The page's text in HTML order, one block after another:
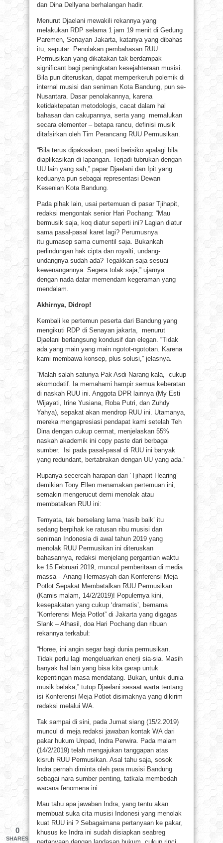
dan Dina Dellyana berhalangan hadir.
Menurut Djaelani mewakili rekannya yang
melakukan RDP selama 1 jam 19 menit di Gedung
Paremen, Senayan Jakarta, katanya yang dibahas
itu, seputar: Penolakan pembahasan RUU
Permusikan yang dikatakan tak berdampak
significant bagi peningkatan kesejahteraan musisi.
Bila pun diteruskan, dapat memperkeruh polemik di
internal musisi dan seniman Kota Bandung, pun se-
Nusantara. Dasar penolakannya, karena
ketidaktepatan metodologis, cacat dalam hal
bahasan dan cakupannya, serta yang memalukan
secara elementer – betapa rancu, definisi musik
ditafsirkan oleh Tim Perancang RUU Permusikan.
“Bila terus dipaksakan, pasti berisiko apalagi bila
diaplikasikan di lapangan. Terjadi tubrukan dengan
UU lain yang sah,” papar Djaelani dan Ipit yang
keduanya pun sebagai representasi Dewan
Kesenian Kota Bandung.
Pada pihak lain, usai pertemuan di pasar Tjihapit,
redaksi mengontak senior Hari Pochang: “Mau
bermusik saja, koq diatur seperti ini? Lagian diatur
sama pasal-pasal karet lagi? Perumusnya
itu gumasep sama cumentil saja. Bukankah
perlindungan hak cipta dan royalti, undang-
undangnya sudah ada? Tegakkan saja sesuai
kewenangannya. Segera tolak saja,” ujarnya
dengan nada datar memendam kegeraman yang
mendalam.
Akhirnya, Didrop!
Kembali ke pertemun peserta dari Bandung yang
mengikuti RDP di Senayan jakarta, menurut
Djaelani berlangsung kondusif dan elegan. “Tidak
ada yang main yang main ngotot-ngototan. Karena
kami membawa konsep, plus solusi,” jelasnya.
“Malah salah satunya Pak Asdi Narang kala, cukup
akomodatif. Ia memahami hampir semua keberatan
di naskah RUU ini. Anggota DPR lainnya (My Esti
Wijayati, Irine Yusiana, Roba Putri, dan Zuhdy
Yahya), sepakat akan mendrop RUU ini. Utamanya,
mereka mengapresiasi pendapat kami setelah Teh
Dina dengan cukup cermat, menjelaskan 55%
naskah akademik ini copy paste dari berbagai
sumber. Isi pada pasal-pasal di RUU ini banyak
yang redundant, bertabrakan dengan UU yang ada.”
Rupanya secercah harapan dari ‘Tjihapit Hearing’
demikian Tony Ellen menamakan pertemuan ini,
semakin mengerucut demi menolak atau
membatalkan RUU ini:
Ternyata, tak berselang lama ‘nasib baik’ itu
sedang berpihak ke ratusan ribu musisi dan
seniman Indonesia di awal tahun 2019 yang
menolak RUU Permusikan ini diteruskan
bahasannya, redaksi menjelang pergantian waktu
ke 15 Februari 2019, muncul pemberitaan di media
massa – Anang Hermasyah dan Konferensi Meja
Potlot Sepakat Membatalkan RUU Permusikan
(Kamis malam, 14/2/2019)! Populernya kini,
kesepakatan yang cukup ‘dramatis’, bernama
“Konferensi Meja Potlot” di Jakarta yang digagas
Slank – Alhasil, doa Hari Pochang dan ribuan
rekannya terkabul:
“Horee, ini angin segar bagi dunia permusikan.
Tidak perlu lagi mengeluarkan enerji sia-sia. Masih
banyak hal lain yang bisa kita garap untuk
kepentingan masa mendatang. Bukan, untuk dunia
musik belaka,” tutup Djaelani sesaat warta tentang
isi Konferensi Meja Potlot disimaknya yang dikirim
redaksi melalui WA.
Tak sampai di sini, pada Jumat siang (15/2.2019)
muncul di meja redaksi jawaban kontak WA dari
pakar hukum Unpad, Indra Perwira. Pada malam
(14/2/2019) telah mengajukan tanggapan atas
kisruh RUU Permusikan. Asal tahu saja, sosok
Indra pernah diminta oleh para musisi Bandung
sebagai nara sumber penting, tatkala membedah
wacana fenomena ini.
Mau tahu apa jawaban Indra, yang tentu akan
membuat suka cita musisi Indonesi yang menolak
kuat RUU ini ? Sebagaimana pertanyaan ke pakar,
khusus ke Indra ini sudah disiapkan seabreg
0
SHARES